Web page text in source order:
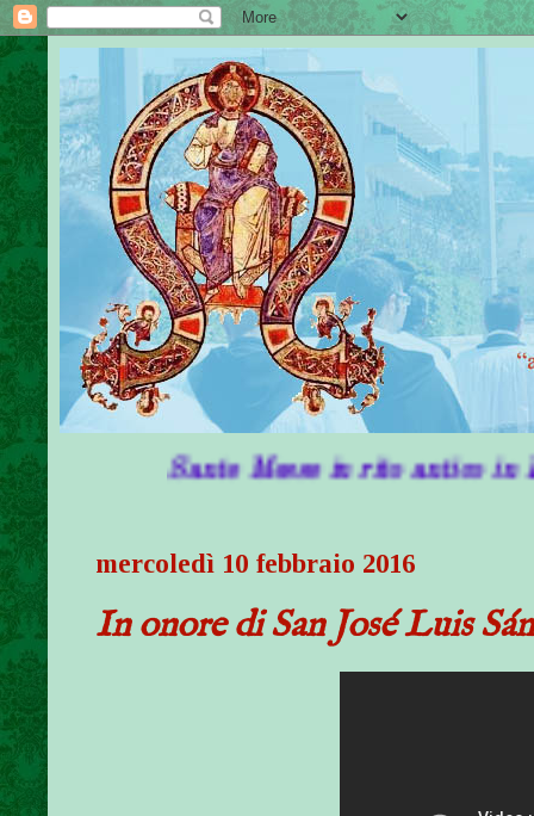
Sante Messe in rito antico in Puglia
mercoledì 10 febbraio 2016
In onore di San José Luis